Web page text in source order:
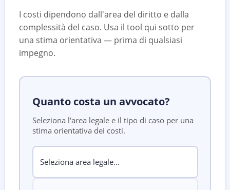
I costi dipendono dall'area del diritto e dalla
complessità del caso. Usa il tool qui sotto per
una stima orientativa — prima di qualsiasi
impegno.
Quanto costa un avvocato?
Seleziona l'area legale e il tipo di caso per una
stima orientativa dei costi.